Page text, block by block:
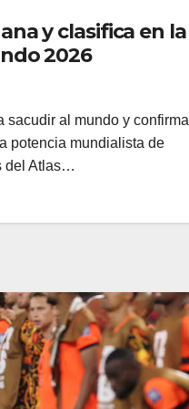
y clasifica en la
2026
sacudir al mundo y confirma
potencia mundialista de
del Atlas…